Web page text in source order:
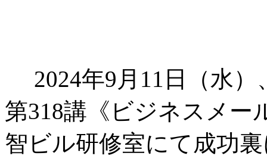
2024年9月11日（水
第318講《ビジネスメー
智ビル研修室にて成功